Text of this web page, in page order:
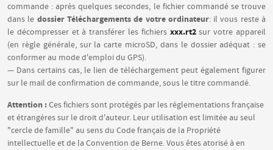
commande : après quelques secondes, le fichier commandé se trouve
dans le dossier Téléchargements de votre ordinateur: il vous reste à
le décompresser et à transférer les fichiers xxx.rt2sur votre appareil
(en règle générale, sur la carte microSD, dans le dossier adéquat : se
conformer au mode d'emploi du GPS).
— Dans certains cas, le lien de téléchargement peut également figurer
sur le mail de confirmation de commande, sous le titre commandé.
Attention :Ces fichiers sont protégés par les réglementations française
et étrangères sur le droit d'auteur. Leur utilisation est limitée au seul
"cercle de famille" au sens du Code français de la Propriété
intellectuelle et de la Convention de Berne. Vous êtes atorisé à en